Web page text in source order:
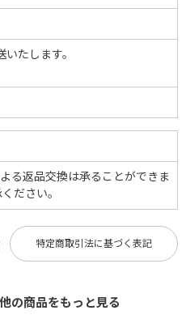
たします。
る返品交換は承ることができま
ださい。
特定商取引法に基づく表記
の商品をもっと見る